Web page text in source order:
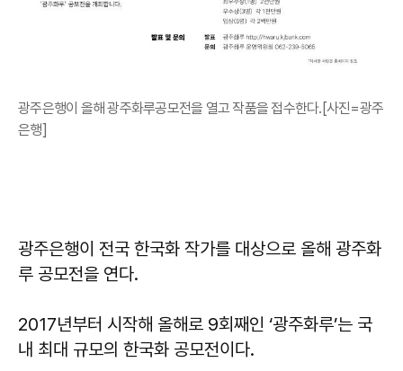
광주은행이 올해 광주화루공모전을 열고 작품을 접수한다.[사진=광주
은행]
광주은행이 전국 한국화 작가를 대상으로 올해 광주화
루 공모전을 연다.
2017년부터 시작해 올해로 9회째인 ‘광주화루’는 국
내 최대 규모의 한국화 공모전이다.